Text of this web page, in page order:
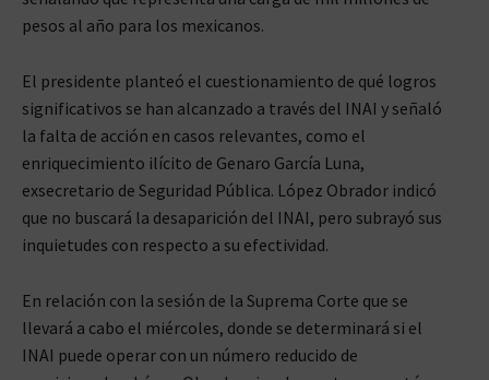
pesos al año para los mexicanos.
El presidente planteó el cuestionamiento de qué logros
significativos se han alcanzado a través del INAI y señaló
la falta de acción en casos relevantes, como el
enriquecimiento ilícito de Genaro García Luna,
exsecretario de Seguridad Pública. López Obrador indicó
que no buscará la desaparición del INAI, pero subrayó sus
inquietudes con respecto a su efectividad.
En relación con la sesión de la Suprema Corte que se
llevará a cabo el miércoles, donde se determinará si el
INAI puede operar con un número reducido de